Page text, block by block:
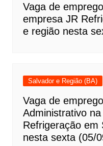
Vaga de
empresa JR
e região nesta
Salvador e Região (BA)
Vaga de
Administrativo
Refrigeração em
nesta sexta (05/